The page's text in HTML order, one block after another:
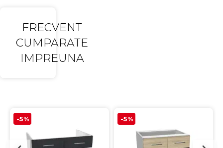
FRECVENT
CUMPARATE
IMPREUNA
-5% -5%